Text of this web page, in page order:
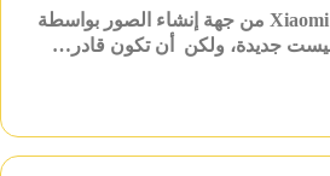
ميزة AI Portrait في Xiaomi 14 من جهة إنشاء الصور بواسطة
جديدة، ولكن أن تكون قادر…